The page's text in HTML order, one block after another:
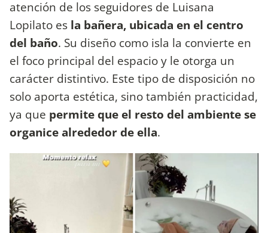
atención de los seguidores de Luisana
Lopilato es la bañera, ubicada en el centro
del baño. Su diseño como isla la convierte en
el foco principal del espacio y le otorga un
carácter distintivo. Este tipo de disposición no
solo aporta estética, sino también practicidad,
ya que permite que el resto del ambiente se
organice alrededor de ella.